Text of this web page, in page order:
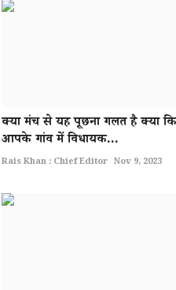
क्या मंच से यह पूछना गलत है क्या कि
आपके गांव में विधायक...
Rais Khan : Chief Editor Nov 9, 2023